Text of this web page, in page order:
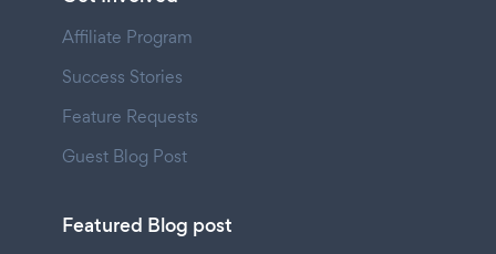
Affiliate Program
Success Stories
Feature Requests
Guest Blog Post
Featured Blog post